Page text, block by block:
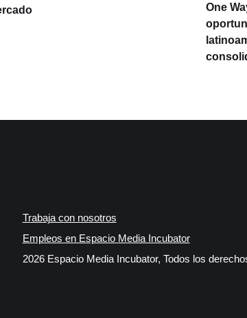
One
Trabaja con nosotros
Empleos en Espacio Media Incubator
2026 Espacio Media Incubator, Todos los